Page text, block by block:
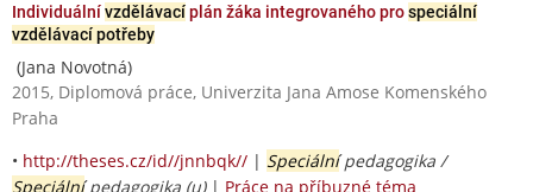
Individuálnívzdělávacíplán žáka integrovaného prospeciální
vzdělávací potřeby
(Jana Novotná)
2015, Diplomová práce, Univerzita Jana Amose Komenského
Praha
• http://theses.cz/id//jnnbqk// | Speciálnípedagogika /
Speciálnípedagogika (u)| Práce na příbuzné téma